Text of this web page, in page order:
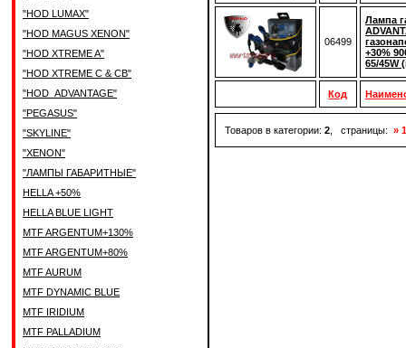
"HOD LUMAX"
"HOD MAGUS XENON"
"HOD XTREME A"
"HOD XTREME C & CB"
"HOD_ADVANTAGE"
"PEGASUS"
"SKYLINE"
"XENON"
"ЛАМПЫ ГАБАРИТНЫЕ"
HELLA +50%
HELLA BLUE LIGHT
MTF ARGENTUM+130%
MTF ARGENTUM+80%
MTF AURUM
MTF DYNAMIC BLUE
MTF IRIDIUM
MTF PALLADIUM
06499
Лампа
+30%
65/45W
Код
Товаров в категории: 2 , страницы: »